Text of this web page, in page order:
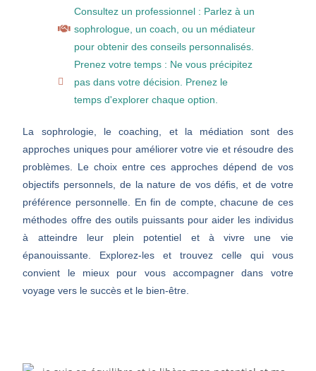
Consultez un professionnel : Parlez à un
sophrologue, un coach, ou un médiateur
pour obtenir des conseils personnalisés.
Prenez votre temps : Ne vous précipitez
pas dans votre décision. Prenez le
temps d'explorer chaque option.
La sophrologie, le coaching, et la médiation sont des
approches uniques pour améliorer votre vie et résoudre des
problèmes. Le choix entre ces approches dépend de vos
objectifs personnels, de la nature de vos défis, et de votre
préférence personnelle. En fin de compte, chacune de ces
méthodes offre des outils puissants pour aider les individus
à atteindre leur plein potentiel et à vivre une vie
épanouissante. Explorez-les et trouvez celle qui vous
convient le mieux pour vous accompagner dans votre
voyage vers le succès et le bien-être.